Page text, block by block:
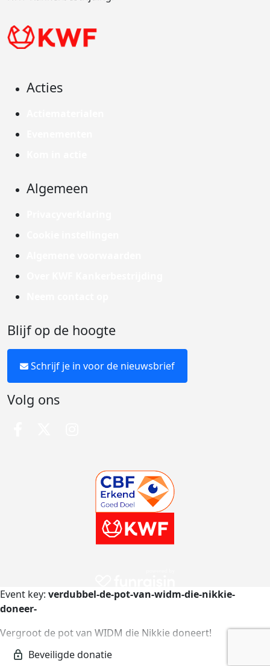
Acties
Algemeen
Blijf op de hoogte
Schrijf je in voor de nieuwsbrief
Volg ons
Event key: verdubbel-de-pot-van-widm-die-nikkie-
doneer-
Vergroot de pot van WIDM die Nikkie doneert!
verdubbel-de-pot-van-widm-die-nikkie-doneer-